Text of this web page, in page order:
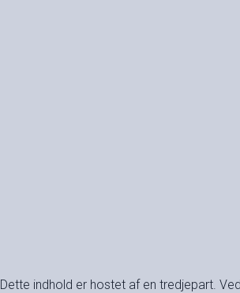
Dette indhold er hostet af en tredjepart.